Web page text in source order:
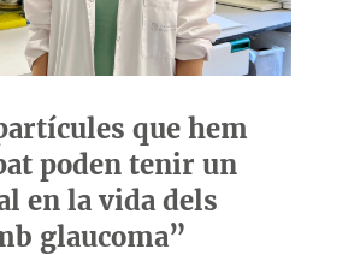
que hem
poden tenir un
en la vida dels
glaucoma”